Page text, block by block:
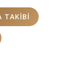
TAKIBI